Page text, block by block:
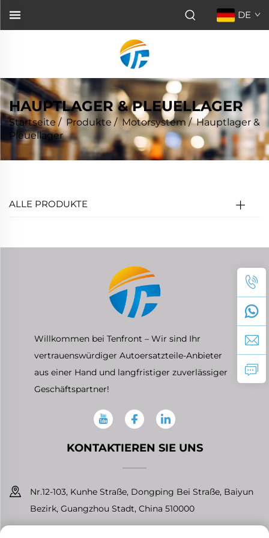
DE
HAUPTLAGER & PLEUELLAGER
Startseite / Produkte /Motorsystem/Hauptlager &
Pleuellager
ALLE PRODUKTE
Willkommen bei Tenfront – Wir sind Ihr
vertrauenswürdiger Autoersatzteile-Anbieter
aus einer Hand und langfristiger zuverlässiger
Geschäftspartner!
KONTAKTIEREN SIE UNS
Nr.12-103, Kunhe Straße, Dongping Bei Straße, Baiyun
Bezirk, Guangzhou Stadt, China 510000